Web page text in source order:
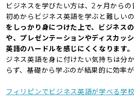
ビジネスを学びたい方は、2ヶ月からの
初めからビジネス英語を学ぶと難しい
をしっかり身につけた上で、ビジネス
や、プレゼンテーションやディスカッ
英語のハードルを感じにくくなります。
ジネス英語を身に付けたい気持ちは分
らず、基礎から学ぶのが結果的に効率が
フィリピンでビジネス英語が学べる学